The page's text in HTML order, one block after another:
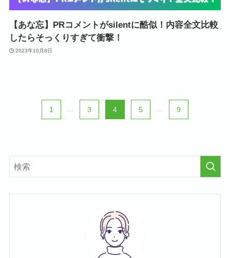
【あな忘】PRコメントがsilentに酷似！内容全文比較
したらそっくりすぎて衝撃！
2023年10月8日
1 ... 3 4 5 ... 9